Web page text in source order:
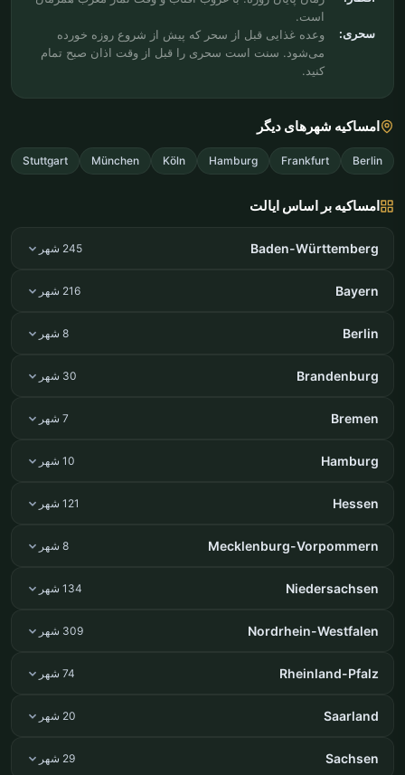
است.
سحری:
وعده غذایی قبل از سحر که پیش از شروع روزه خورده
می‌شود. سنت است سحری را قبل از وقت اذان صبح تمام
کنید.
امساکیه شهرهای دیگر
Berlin
Frankfurt
Hamburg
Köln
München
Stuttgart
امساکیه بر اساس ایالت
Baden-Württemberg 245 شهر
Bayern 216 شهر
Berlin 8 شهر
Brandenburg 30 شهر
Bremen 7 شهر
Hamburg 10 شهر
Hessen 121 شهر
Mecklenburg-Vorpommern 8 شهر
Niedersachsen 134 شهر
Nordrhein-Westfalen 309 شهر
Rheinland-Pfalz 74 شهر
Saarland 20 شهر
Sachsen 29 شهر